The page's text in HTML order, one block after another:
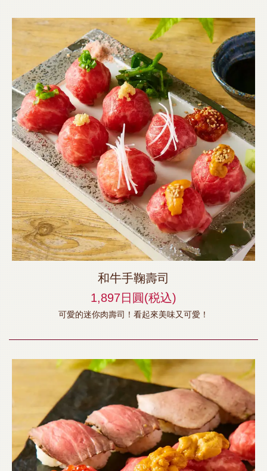
和牛手鞠壽司
1,897日圓(税込)
可愛的迷你肉壽司！看起來美味又可愛！